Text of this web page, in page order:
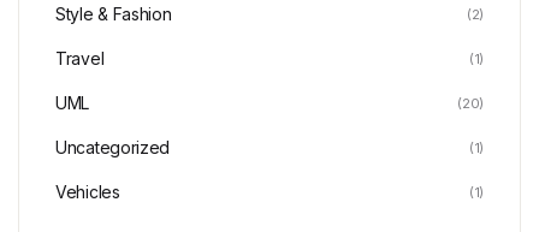
Style & Fashion (2)
Travel (1)
UML (20)
Uncategorized (1)
Vehicles (1)